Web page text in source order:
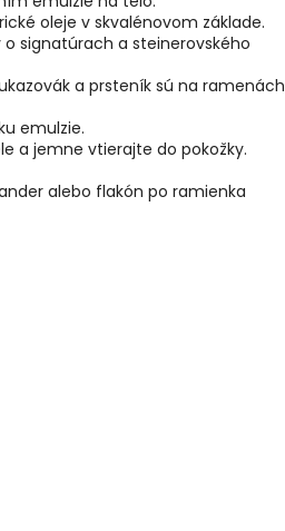
oleje v skvalénovom základe.
signatúrach a steinerovského
a prsteník sú na ramenách
emulzie.
a jemne vtierajte do pokožky.
alebo flakón po ramienka